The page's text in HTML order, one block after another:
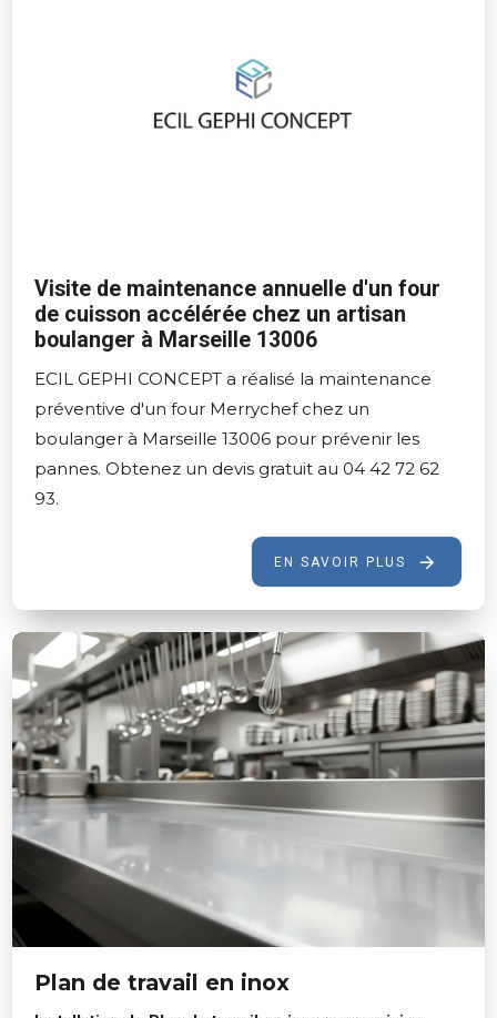
Visite de maintenance annuelle d'un four
de cuisson accélérée chez un artisan
boulanger à Marseille 13006
ECIL GEPHI CONCEPT a réalisé la maintenance
préventive d'un four Merrychef chez un
boulanger à Marseille 13006 pour prévenir les
pannes. Obtenez un devis gratuit au 04 42 72 62
93.
EN SAVOIR PLUS
Plan de travail en inox